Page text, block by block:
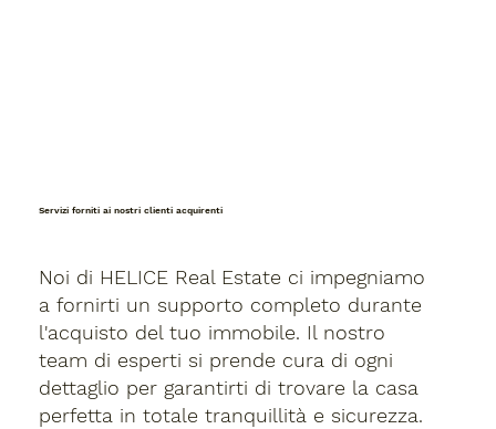
Servizi forniti ai nostri clienti acquirenti
Noi di HELICE Real Estate ci impegniamo
a fornirti un supporto completo durante
l'acquisto del tuo immobile. Il nostro
team di esperti si prende cura di ogni
dettaglio per garantirti di trovare la casa
perfetta in totale tranquillità e sicurezza.